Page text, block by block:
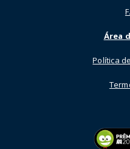
Área
Política